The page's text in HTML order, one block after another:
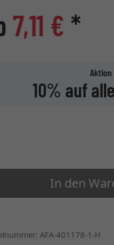
7,11 € *
Aktion
10% auf
In den
AFA-401178-1-H